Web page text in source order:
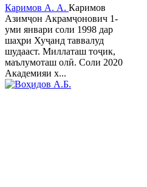
Каримов А. А. Каримов
Азимҷон Акрамҷонович 1-
уми январи соли 1998 дар
шаҳри Хуҷанд таввалуд
шудааст. Миллаташ тоҷик,
маълумоташ олӣ. Соли 2020
Академияи х...